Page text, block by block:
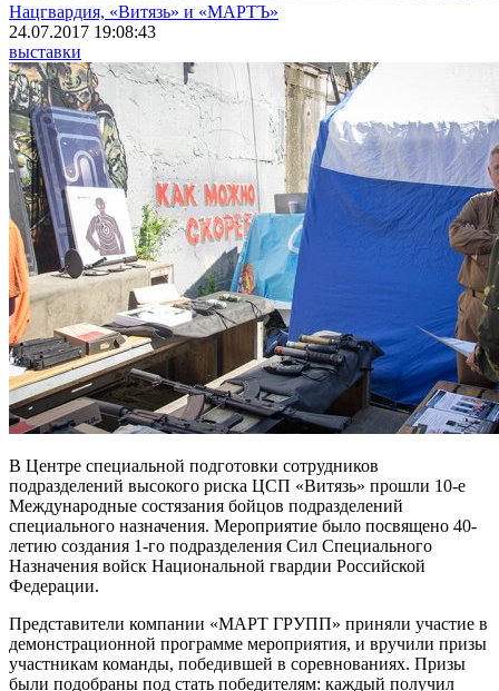
Нацгвардия, «Витязь» и «МАРТЪ»
24.07.2017 19:08:43
выставки
В Центре специальной подготовки сотрудников
подразделений высокого риска ЦСП «Витязь» прошли 10-е
Международные состязания бойцов подразделений
специального назначения. Мероприятие было посвящено 40-
летию создания 1-го подразделения Сил Специального
Назначения войск Национальной гвардии Российской
Федерации.
Представители компании «МАРТ ГРУПП» приняли участие в
демонстрационной программе мероприятия, и вручили призы
участникам команды, победившей в соревнованиях. Призы
были подобраны под стать победителям: каждый получил